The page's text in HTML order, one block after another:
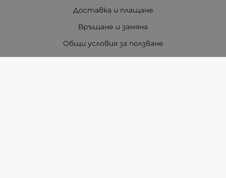
Доставка и плащане
Връщане и замяна
Общи условия за ползване